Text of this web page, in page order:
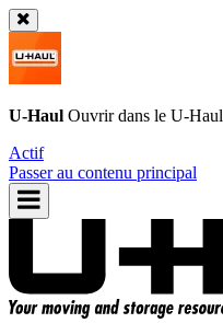
U-Haul Ouvrir dans le U-Haul
Actif
Passer au contenu principal